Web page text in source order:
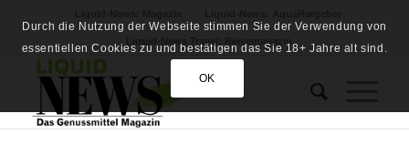
Durch die Nutzung der Webseite stimmen Sie der Verwendung von
essentiellen Cookies zu und bestätigen das Sie 18+ Jahre alt sind.
OK